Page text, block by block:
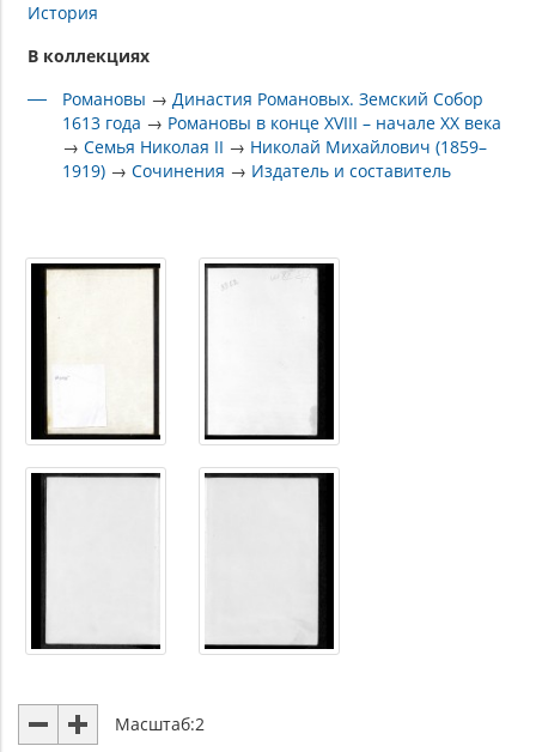
История
В коллекциях
Романовы →Династия Романовых. Земский Собор
1613 года → Романовы в конце XVIII – начале XX века
→Семья Николая II → Николай Михайлович (1859–
1919) →Сочинения → Издатель и составитель
Масштаб:2